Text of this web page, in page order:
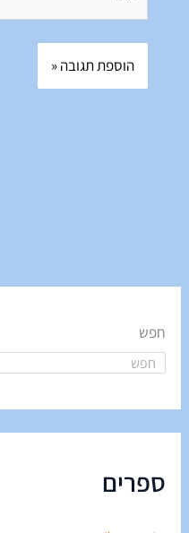
חפש
ספרים